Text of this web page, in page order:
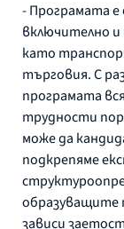
- Програмата е
включително
като
търговия. С
програмата
трудности
може да
подкрепяме
образуващите
зависи